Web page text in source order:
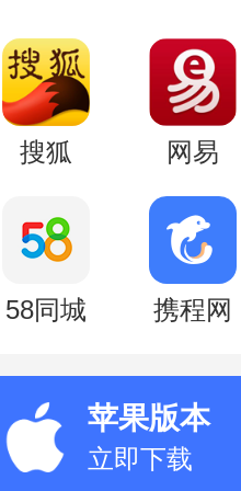
搜狐 网易
58同城 携程网
苹果版本
立即下载